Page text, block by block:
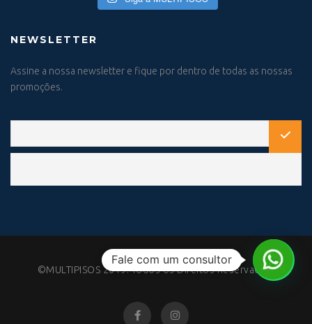
NEWSLETTER
Assine a nossa newsletter e fique por dentro de todas as nossas
promoções.
©MULTIPISOS 2019. Todos os Direitos Reservados.
Fale com um consultor